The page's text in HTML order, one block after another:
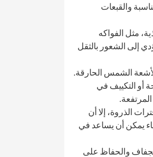
والقبعات
مثل الفواكه
إلى الشعور بالثقل
لأشعة الشمس الحارقة.
أو التكييف في
الذروة، إلا أن
يمكن أن يساعد في
والحفاظ على